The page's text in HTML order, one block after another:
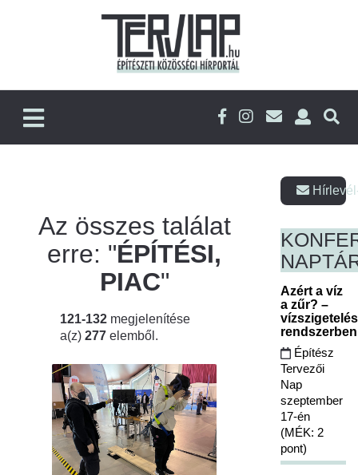
Az összes találat
erre: "ÉPÍTÉSI,
PIAC"
121-132 megjelenítése
a(z) 277 elemből.
Azért a víz
a zűr? –
Építész
Tervezői
Nap
szeptember
17-én
(MÉK: 2
pont)